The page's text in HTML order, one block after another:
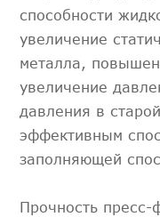
способности
увеличение
металла,
увеличение
давления в
эффективным
заполняющей
Прочность